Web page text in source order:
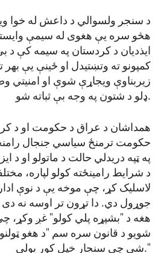
د سنجر ولسوالي د داعش له خوا
هڅو سره یې هغوی له سیمې
ایذدیان د کردستان په سیمه کې د
کمپونو ته وتښتیدل او ځینې یې
زیربناوې ویجاړې شوې او امنیتي
ډلو د شتون په وجه بې ثباته شو.
همداشان د عراق د حکومت او د
په ټپه دریدلي حالت د ماتولو او د
د شرایط رامینځته کولو لپاره،
لاسلیک کړ، چې موخه یې د نوې
جوړول دي. دا تړون تر اوسه نه
هغه د "بشپړه پلي کولو" غږ وکړ،
شویو د قانون سره سم "د هغو
شي چې سنجار خپل کور بولي."